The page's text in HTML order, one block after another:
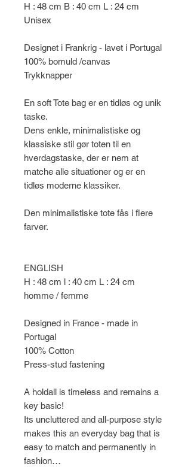
H : 48 cm B : 40 cm L : 24 cm
Unisex
Designet i Frankrig - lavet i Portugal
100% bomuld /canvas
Trykknapper
En soft Tote bag er en tidløs og unik
taske.
Dens enkle, minimalistiske og
klassiske stil gør toten til en
hverdagstaske, der er nem at
matche alle situationer og er en
tidløs moderne klassiker.
Den minimalistiske tote fås i flere
farver.
ENGLISH
H : 48 cm l : 40 cm L : 24 cm
homme / femme
Designed in France - made in
Portugal
100% Cotton
Press-stud fastening
A holdall is timeless and remains a
key basic!
Its uncluttered and all-purpose style
makes this an everyday bag that is
easy to match and permanently in
fashion…